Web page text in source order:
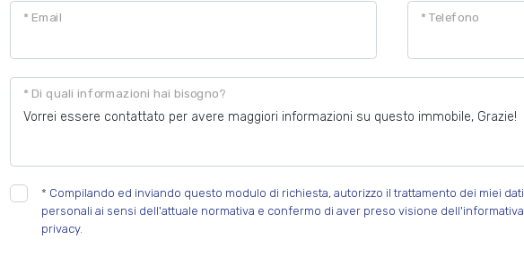
* Telefono
* Email
* Di quali informazioni hai bisogno?
* Compilando ed inviando questo modulo di richiesta, autorizzo il trattamento dei miei dati
personali ai sensi dell'attuale normativa e confermo di aver preso visione dell'informativa
privacy.